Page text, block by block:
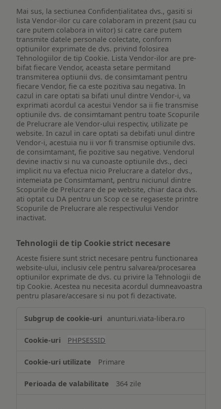
Mai sus, la sectiunea Confidențialitatea dvs., gasiti si
lista Vendor-ilor cu care colaboram in prezent (sau cu
care putem colabora in viitor) si catre care putem
transmite datele personale colectate, conform
optiunilor exprimate de dvs. privind folosirea
Tehnologiilor de tip Cookie. Lista Vendor-ilor are pre-
bifat fiecare Vendor, aceasta setare permitand
transmiterea optiunii dvs. de consimtamant pentru
fiecare Vendor, fie ca este pozitiva sau negativa. In
cazul in care optati sa bifati unul dintre Vendor-i, va
exprimati acordul ca acestui Vendor sa ii fie transmise
optiunile dvs. de consimtamant pentru toate Scopurile
de Prelucrare ale Vendor-ului respectiv, utilizate pe
website. In cazul in care optati sa debifati unul dintre
Vendor-i, acestuia nu ii vor fi transmise optiunile dvs.
de consimtamant, fie pozitive sau negative. Vendorul
devine inactiv si nu va cunoaste optiunile dvs., deci
implicit nu va efectua nicio Prelucrare a datelor dvs.,
intemeiata pe Consimtamant, pentru niciunul dintre
Scopurile de Prelucrare de pe website, chiar daca dvs.
ati optat cu DA pentru un Scop ce se regaseste printre
Scopurile de Prelucrare ale respectivului Vendor
inactivat.
Tehnologii de tip Cookie strict necesare
Aceste fisiere sunt strict necesare pentru functionarea
website-ului, inclusiv cele pentru salvarea/procesarea
optiunilor exprimate de dvs. cu privire la Tehnologii de
tip Cookie. Acestea nu necesita acordul dumneavoastra
pentru plasare/accesare si nu pot fi dezactivate.
de
Cookie
necesare
anunturi.viata-libera.ro
PHPSESSID
Primare
364 zile